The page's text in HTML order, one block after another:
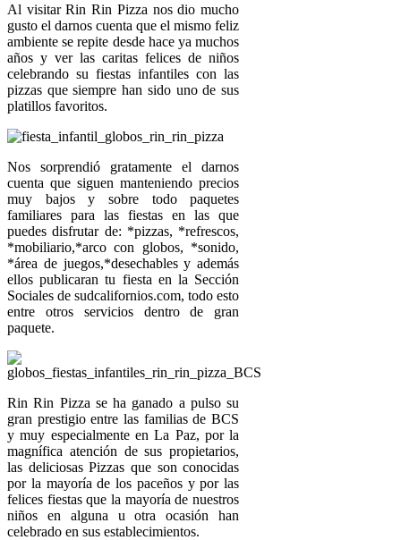
Al visitar Rin Rin Pizza nos dio mucho
gusto el darnos cuenta que el mismo feliz
ambiente se repite desde hace ya muchos
años y ver las caritas felices de niños
celebrando su fiestas infantiles con las
pizzas que siempre han sido uno de sus
platillos favoritos.
Nos sorprendió gratamente el darnos
cuenta que siguen manteniendo precios
muy bajos y sobre todo paquetes
familiares para las fiestas en las que
puedes disfrutar de: *pizzas, *refrescos,
*mobiliario,*arco con globos, *sonido,
*área de juegos,*desechables y además
ellos publicaran tu fiesta en la Sección
Sociales de sudcalifornios.com, todo esto
entre otros servicios dentro de gran
paquete.
Rin Rin Pizza se ha ganado a pulso su
gran prestigio entre las familias de BCS
y muy especialmente en La Paz, por la
magnífica atención de sus propietarios,
las deliciosas Pizzas que son conocidas
por la mayoría de los paceños y por las
felices fiestas que la mayoría de nuestros
niños en alguna u otra ocasión han
celebrado en sus establecimientos.